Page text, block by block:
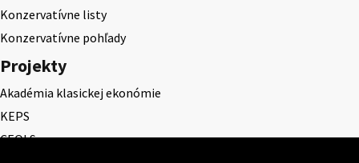
Konzervatívne listy
Konzervatívne pohľady
Projekty
Akadémia klasickej ekonómie
KEPS
CEQLS